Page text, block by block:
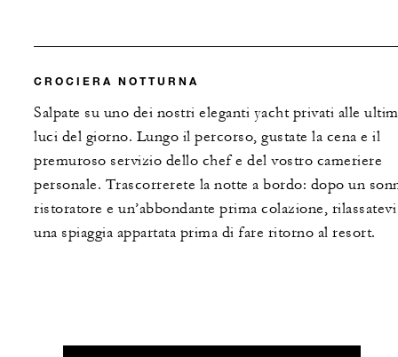
CROCIERA NOTTURNA
Salpate su uno dei nostri eleganti yacht privati alle
luci del giorno. Lungo il percorso, gustate la cena e il
premuroso servizio dello chef e del vostro cameriere
personale. Trascorrerete la notte a bordo: dopo un
ristoratore e un’abbondante prima colazione,
una spiaggia appartata prima di fare ritorno al resort.